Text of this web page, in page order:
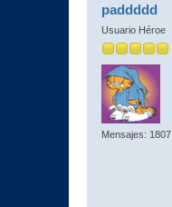
paddddd
Usuario Héroe
Mensajes: 1807